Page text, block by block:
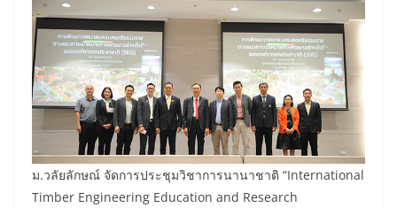
ม.วลัยลักษณ์ จัดการประชุมวิชาการนานาชาติ “International
Timber Engineering Education and Research